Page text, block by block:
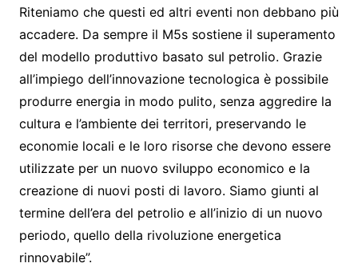
Riteniamo che questi ed altri eventi non debbano più
accadere. Da sempre il M5s sostiene il superamento
del modello produttivo basato sul petrolio. Grazie
all’impiego dell’innovazione tecnologica è possibile
produrre energia in modo pulito, senza aggredire la
cultura e l’ambiente dei territori, preservando le
economie locali e le loro risorse che devono essere
utilizzate per un nuovo sviluppo economico e la
creazione di nuovi posti di lavoro. Siamo giunti al
termine dell’era del petrolio e all’inizio di un nuovo
periodo, quello della rivoluzione energetica
rinnovabile”.